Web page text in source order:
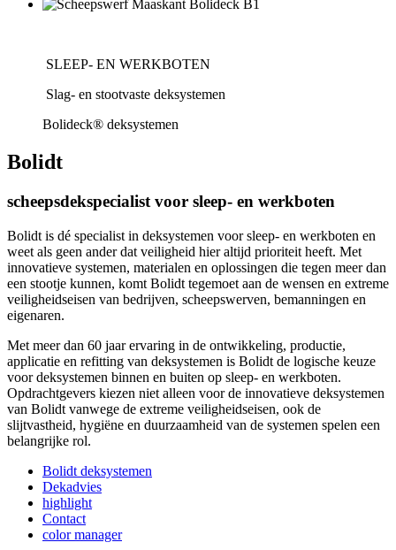
SLEEP- EN WERKBOTEN
Slag- en stootvaste deksystemen
Bolideck® deksystemen
Bolidt
scheepsdekspecialist voor sleep- en werkboten
Bolidt is dé specialist in deksystemen voor sleep- en werkboten en
weet als geen ander dat veiligheid hier altijd prioriteit heeft. Met
innovatieve systemen, materialen en oplossingen die tegen meer dan
een stootje kunnen, komt Bolidt tegemoet aan de wensen en extreme
veiligheidseisen van bedrijven, scheepswerven, bemanningen en
eigenaren.
Met meer dan 60 jaar ervaring in de ontwikkeling, productie,
applicatie en refitting van deksystemen is Bolidt de logische keuze
voor deksystemen binnen en buiten op sleep- en werkboten.
Opdrachtgevers kiezen niet alleen voor de innovatieve deksystemen
van Bolidt vanwege de extreme veiligheidseisen, ook de
slijtvastheid, hygiëne en duurzaamheid van de systemen spelen een
belangrijke rol.
Bolidt deksystemen
Dekadvies
highlight
Contact
color manager